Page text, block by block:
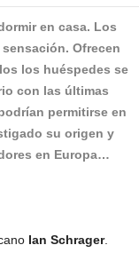
en casa. Los
Ofrecen
los huéspedes se
con las últimas
permitirse en
su origen y
en Europa…
Ian Schrager.